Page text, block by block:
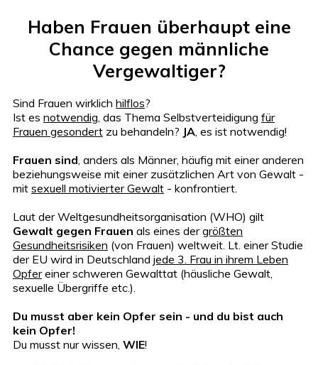
Haben Frauen überhaupt eine
Chance gegen männliche
Vergewaltiger?
Sind Frauen wirklich hilflos?
Ist es notwendig, das Thema Selbstverteidigung für
Frauen gesondert zu behandeln? JA, es ist notwendig!
Frauen sind, anders als Männer, häufig mit einer anderen
beziehungsweise mit einer zusätzlichen Art von Gewalt -
mit sexuell motivierter Gewalt - konfrontiert.
Laut der Weltgesundheitsorganisation (WHO) gilt
Gewalt gegen Frauen als eines dergrößten
Gesundheitsrisiken (von Frauen) weltweit. Lt. einer Studie
der EU wird in Deutschland jede 3. Frau in ihrem Leben
Opfereiner schweren Gewalttat (häusliche Gewalt,
sexuelle Übergriffe etc.).
Du musst aber kein Opfer sein - und du bist auch
kein Opfer!
Du musst nur wissen, WIE!